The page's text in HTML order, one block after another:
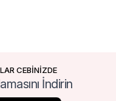
CEBİNİZDE
İndirin